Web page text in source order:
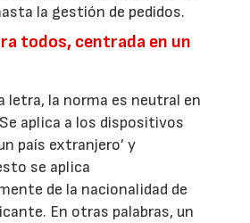
la gestión de pedidos.
todos, centrada en un
letra, la norma es neutral en
aplica a los dispositivos
país extranjero’ y
se aplica
de la nacionalidad de
En otras palabras, un